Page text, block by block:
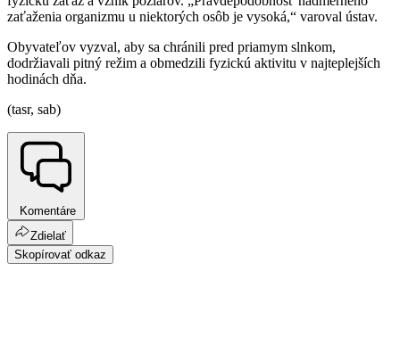
zaťaženia organizmu u niektorých osôb je vysoká,“ varoval ústav.
Obyvateľov vyzval, aby sa chránili pred priamym slnkom,
dodržiavali pitný režim a obmedzili fyzickú aktivitu v najteplejších
hodinách dňa.
(tasr, sab)
Komentáre
Zdielať
Skopírovať odkaz